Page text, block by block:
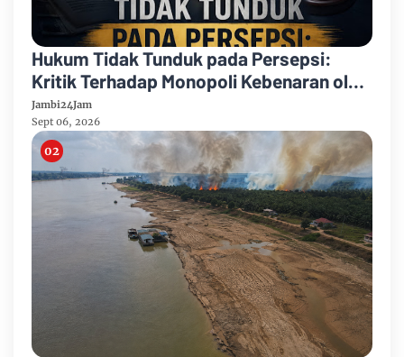
Hukum Tidak Tunduk pada Persepsi:
Kritik Terhadap Monopoli Kebenaran oleh
Media dan Aktivis
Jambi24Jam
Sept 06, 2026